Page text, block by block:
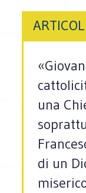
una
di un